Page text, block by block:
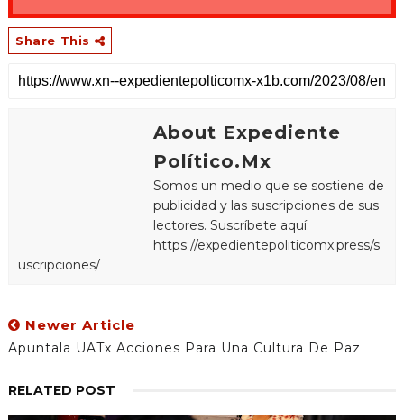
Share This
About Expediente
Político.Mx
Somos un medio que se sostiene de
publicidad y las suscripciones de sus
lectores. Suscríbete aquí:
https://expedientepoliticomx.press/s
uscripciones/
Newer Article
Apuntala UATx Acciones Para Una Cultura De Paz
RELATED POST